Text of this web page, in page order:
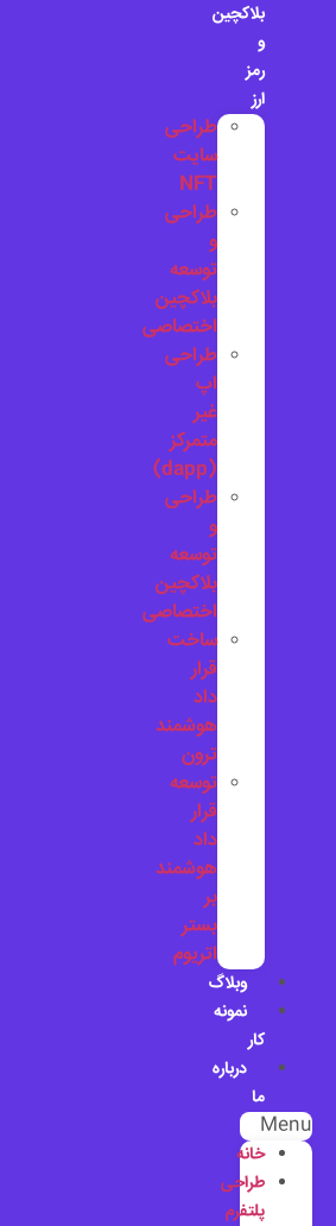
بلاکچین
رمز
ارز
طراحی
سایت
NFT
طراحی
توسعه
بلاکچین
اختصاصی
طراحی
اپ
غیر
متمرکز
طراحی
توسعه
بلاکچین
اختصاصی
ساخت
قرار
داد
هوشمند
ترون
توسعه
قرار
داد
هوشمند
بر
بستر
اتریوم
وبلاگ
نمونه
کار
درباره
ما
Menu
خانه
طراحی
پلتفرم